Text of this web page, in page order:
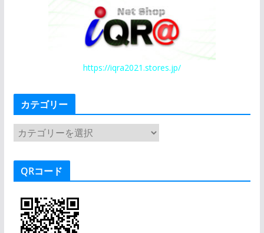
https://iqra2021.stores.jp/
カテゴリー
カ
ゴ
QRコード